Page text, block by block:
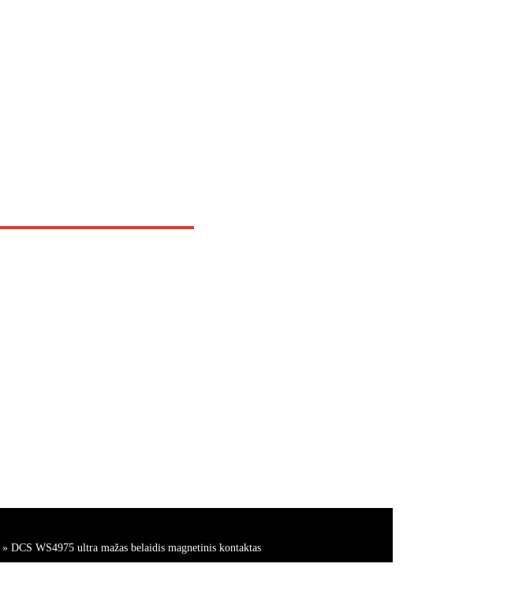
»DCS WS4975 ultra mažas belaidis magnetinis kontaktas